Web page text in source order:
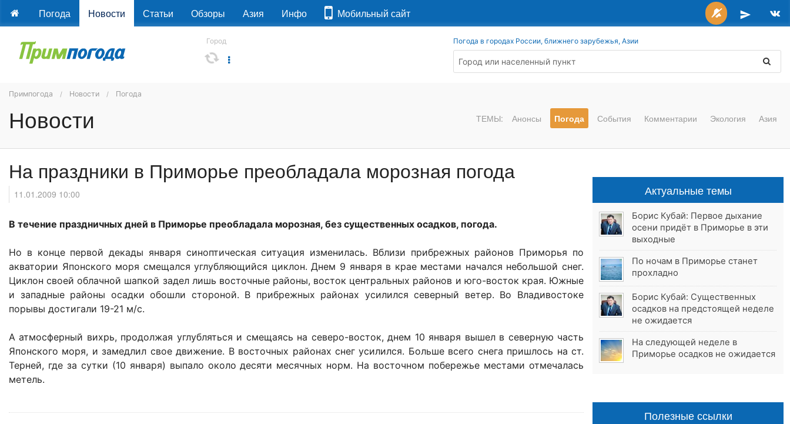
Погода Новости Статьи Обзоры Азия Инфо Мобильный сайт
Город Погода в городах России, ближнего зарубежья, Азии
Примпогода Новости Погода
Новости ТЕМЫ: Анонсы Погода События Комментарии Экология Азия
На праздники в Приморье преобладала морозная погода
11.01.2009 10:00
В течение праздничных дней в Приморье преобладала морозная, без существенных осадков, погода.
Но в конце первой декады января синоптическая ситуация изменилась. Вблизи прибрежных районов Приморья по
акватории Японского моря смещался углубляющийся циклон. Днем 9 января в крае местами начался небольшой снег.
Циклон своей облачной шапкой задел лишь восточные районы, восток центральных районов и юго-восток края. Южные
и западные районы осадки обошли стороной. В прибрежных районах усилился северный ветер. Во Владивостоке
порывы достигали 19-21 м/с.
А атмосферный вихрь, продолжая углубляться и смещаясь на северо-восток, днем 10 января вышел в северную часть
Японского моря, и замедлил свое движение. В восточных районах снег усилился. Больше всего снега пришлось на ст.
Терней, где за сутки (10 января) выпало около десяти месячных норм. На восточном побережье местами отмечалась
метель.
Актуальные темы
Борис Кубай: Первое дыхание
осени придёт в Приморье в эти
выходные
По ночам в Приморье станет
прохладно
Борис Кубай: Существенных
осадков на предстоящей неделе
не ожидается
На следующей неделе в
Приморье осадков не ожидается
Полезные ссылки